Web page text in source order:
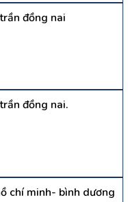
đồng nai
đồng nai.
chí minh- bình dương